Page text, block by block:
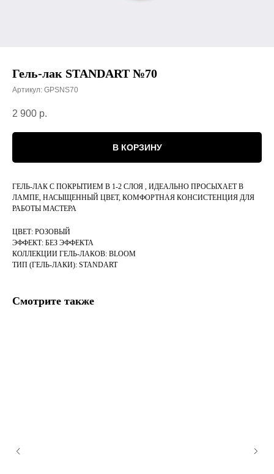
Гель-лак STANDART №70
Артикул: GPSNS70
2 900 р.
В КОРЗИНУ
ГЕЛЬ-ЛАК С ПОКРЫТИЕМ В 1-2 СЛОЯ , ИДЕАЛЬНО ПРОСЫХАЕТ В
ЛАМПЕ, НАСЫЩЕННЫЙ ЦВЕТ, КОМФОРТНАЯ КОНСИСТЕНЦИЯ ДЛЯ
РАБОТЫ МАСТЕРА
ЦВЕТ: РОЗОВЫЙ
ЭФФЕКТ: БЕЗ ЭФФЕКТА
КОЛЛЕКЦИИ ГЕЛЬ-ЛАКОВ: BLOOM
ТИП (ГЕЛЬ-ЛАКИ): STANDART
Смотрите также